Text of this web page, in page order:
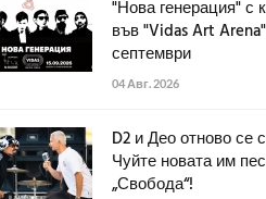
"Нова генерация" с
във "Vidas Art
септември
04 Авг. 2026
D2 и Део отново се
Чуйте новата им
„Свобода“!